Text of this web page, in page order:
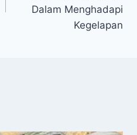
Dalam Menghadapi
Kegelapan